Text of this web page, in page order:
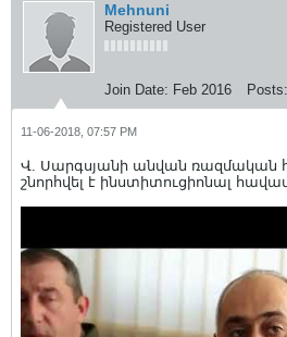
Mehnuni
Registered User
Join Date: Feb 2016 Posts:
11-06-2018, 07:57 PM
Վ. Սարգսյանի անվան ռազմական
շնորհվել է ինստիտուցիոնալ